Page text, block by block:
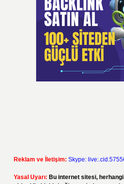
Reklam ve İletişim: Skype:
Yasal Uyarı: Bu internet sitesi,